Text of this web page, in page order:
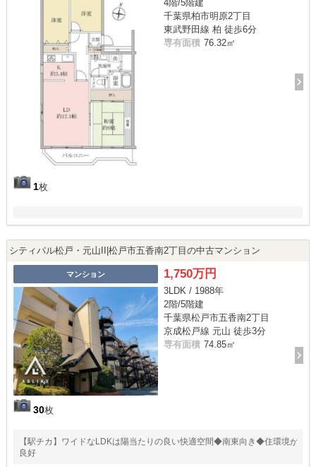
1枚
4階/5階建
千葉県柏市明原2丁目
東武野田線 柏 徒歩6分
専有面積 76.32㎡
シティパル松戸・元山II|松戸市五香南2丁目の中古マンション
マンション
30枚
1,750万円
3LDK / 1988年
2階/5階建
千葉県松戸市五香南2丁目
京成松戸線 元山 徒歩3分
専有面積 74.85㎡
【駅チカ】ワイドなLDKは陽当たりの良い快適空間◆南東向き◆住環境が
良好